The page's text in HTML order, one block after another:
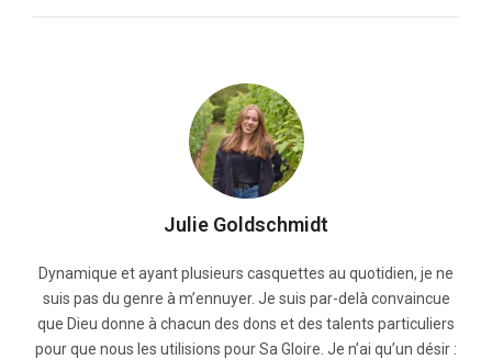
Julie Goldschmidt
Dynamique et ayant plusieurs casquettes au quotidien, je ne
suis pas du genre à m’ennuyer. Je suis par-delà convaincue
que Dieu donne à chacun des dons et des talents particuliers
pour que nous les utilisions pour Sa Gloire. Je n’ai qu’un désir :